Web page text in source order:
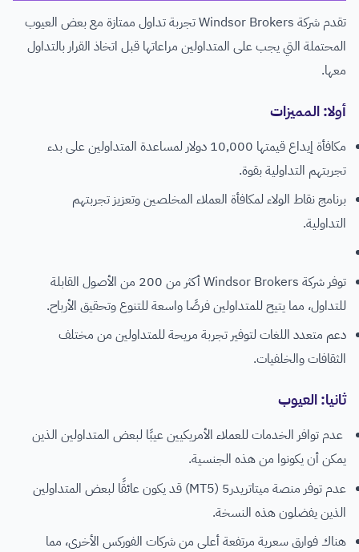
تقدم شركة Windsor Brokers تجربة تداول ممتازة مع بعض العيوب
المحتملة التي يجب على المتداولين مراعاتها قبل اتخاذ القرار بالتداول
معها.
أولا: المميزات
مكافأة إيداع قيمتها 10,000 دولار لمساعدة المتداولين على بدء
تجربتهم التداولية بقوة.
برنامج نقاط الولاء لمكافأة العملاء المخلصين وتعزيز تجربتهم
التداولية.
توفر شركة Windsor Brokers أكثر من 200 من الأصول القابلة
للتداول، مما يتيح للمتداولين فرصًا واسعة للتنوع وتحقيق الأرباح.
دعم متعدد اللغات لتوفير تجربة مريحة للمتداولين من مختلف
الثقافات والخلفيات.
ثانيا: العيوب
عدم توافر الخدمات للعملاء الأمريكيين عيبًا لبعض المتداولين الذين
يمكن أن يكونوا من هذه الجنسية.
عدم توفر منصة ميتاتريدر5 (MT5) قد يكون عائقًا لبعض المتداولين
الذين يفضلون هذه النسخة.
هناك فوارق سعرية مرتفعة أعلى من شركات الفوركس الأخرى، مما